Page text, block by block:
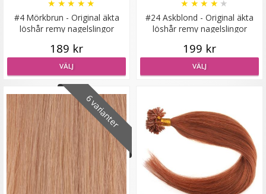
#60 Platinablond - Original äkta löshår remy nagelslingor
#4 Mörkbrun - Original äkta
löshår remy nagelslingor
★ ★ ★ ★ ★
189 kr
VÄLJ
#24 Askblond - Original äkta
löshår remy nagelslingor
★ ★ ★ ★ ★
199 kr
VÄLJ
6 varianter